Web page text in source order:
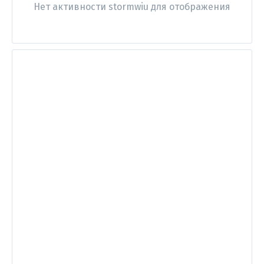
Нет активности stormwiu для отображения